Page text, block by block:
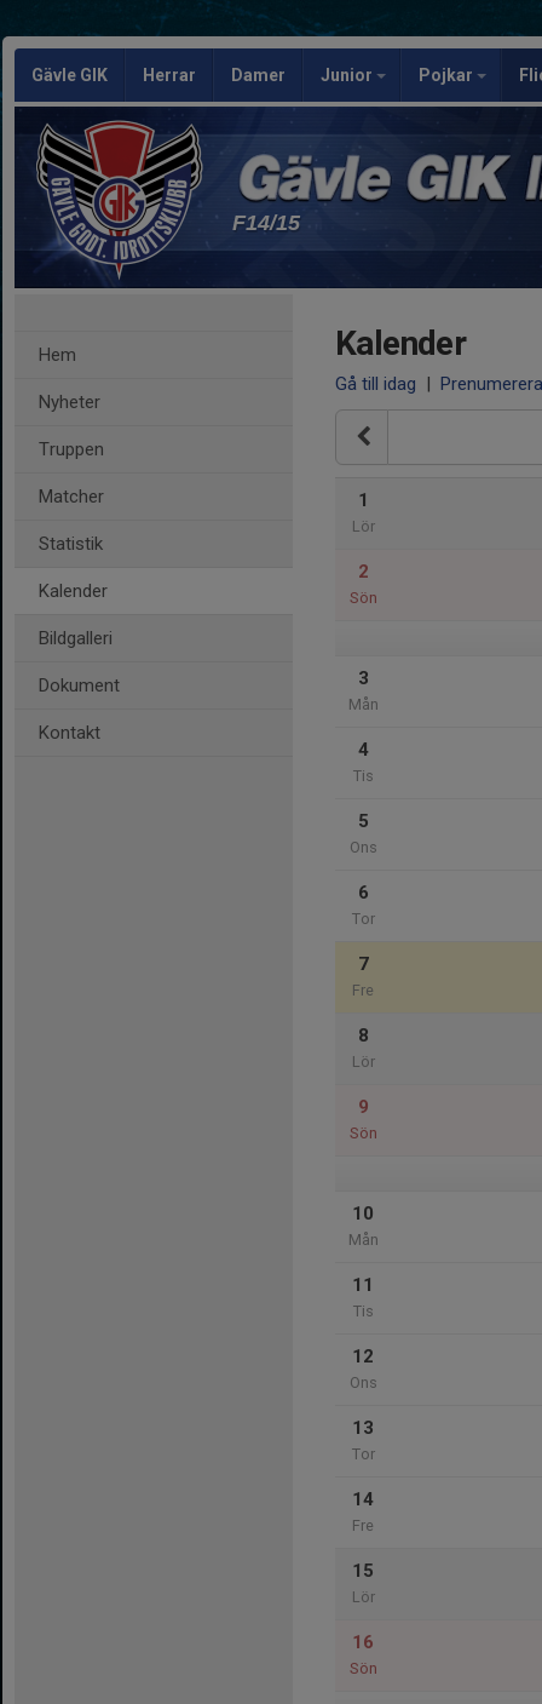
Gävle GIK Herrar Damer Junior Pojkar
F14/15
Hem
Nyheter
Truppen
Matcher
Statistik
Kalender
Bildgalleri
Dokument
Kontakt
Kalender
Gå till idag | Prenumerera
1
Lör
2
Sön
3
Mån
4
Tis
5
Ons
6
Tor
7
Fre
8
Lör
9
Sön
10
Mån
11
Tis
12
Ons
13
Tor
14
Fre
15
Lör
16
Sön